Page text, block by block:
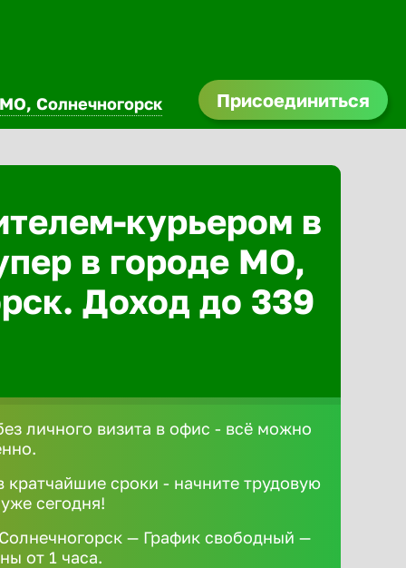
МО, Солнечногорск Присоединиться
курьером в
в городе МО,
Доход до 339
личного визита в офис - всё можно
сроки - начните трудовую
сегодня!
— График свободный —
от 1 часа.